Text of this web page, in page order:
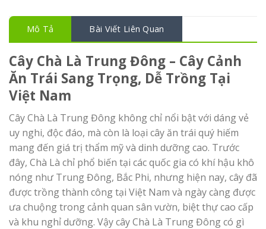
Mô Tả Bài Viết Liên Quan
Cây Chà Là Trung Đông – Cây Cảnh
Ăn Trái Sang Trọng, Dễ Trồng Tại
Việt Nam
Cây Chà Là Trung Đông không chỉ nổi bật với dáng vẻ
uy nghi, độc đáo, mà còn là loại cây ăn trái quý hiếm
mang đến giá trị thẩm mỹ và dinh dưỡng cao. Trước
đây, Chà Là chỉ phổ biến tại các quốc gia có khí hậu khô
nóng như Trung Đông, Bắc Phi, nhưng hiện nay, cây đã
được trồng thành công tại Việt Nam và ngày càng được
ưa chuộng trong cảnh quan sân vườn, biệt thự cao cấp
và khu nghỉ dưỡng. Vậy cây Chà Là Trung Đông có gì